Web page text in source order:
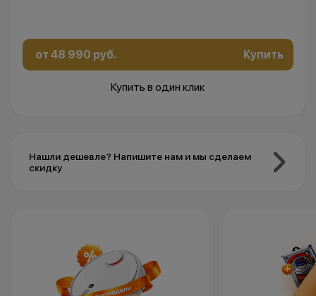
от 48 990 руб. Купить
Купить в один клик
Нашли дешевле? Напишите нам и мы сделаем
скидку